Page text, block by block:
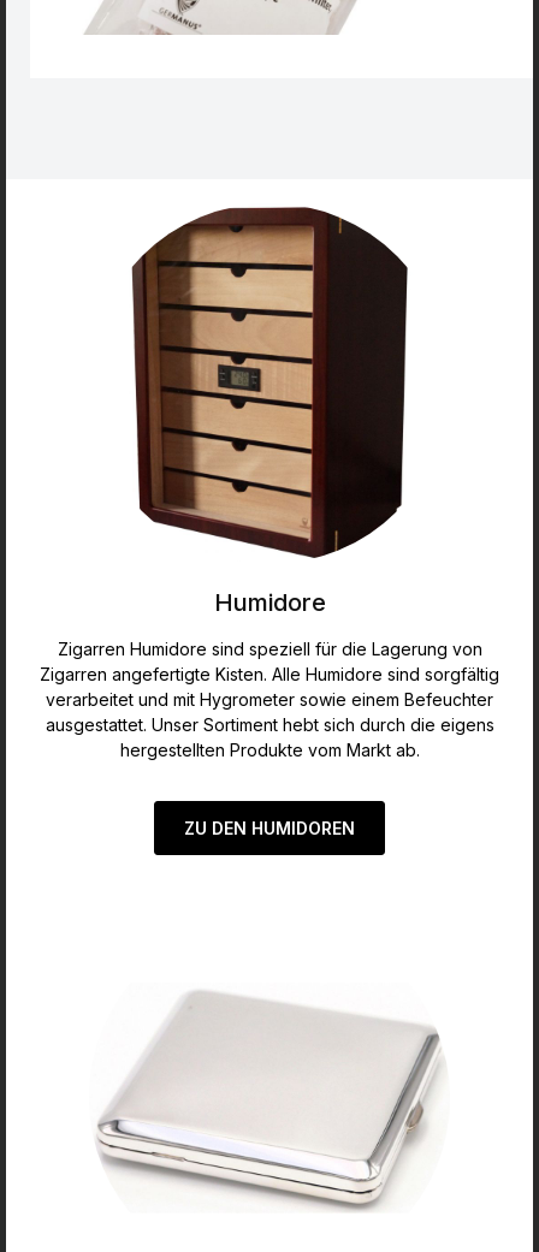
Humidore
Zigarren Humidore sind speziell für die Lagerung von
Zigarren angefertigte Kisten. Alle Humidore sind sorgfältig
verarbeitet und mit Hygrometer sowie einem Befeuchter
ausgestattet. Unser Sortiment hebt sich durch die eigens
hergestellten Produkte vom Markt ab.
ZU DEN HUMIDOREN